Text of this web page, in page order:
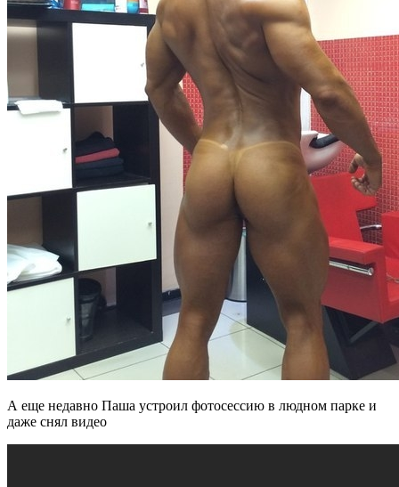
А еще недавно Паша устроил фотосессию в людном парке и
даже снял видео